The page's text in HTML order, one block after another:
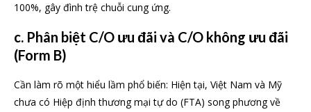
100%, gây đình trệ chuỗi cung ứng.
c. Phân biệt C/O ưu đãi và C/O không ưu đãi
(Form B)
Cần làm rõ một hiểu lầm phổ biến: Hiện tại, Việt Nam và Mỹ
chưa có Hiệp định thương mại tự do (FTA) song phương về